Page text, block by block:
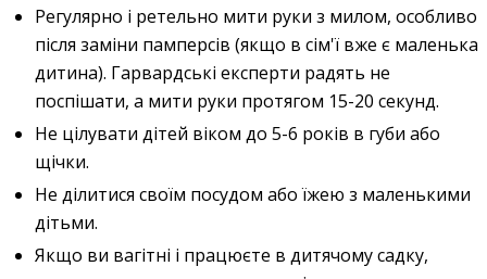
Регулярно і ретельно мити руки з милом, особливо
після заміни памперсів (якщо в сім'ї вже є маленька
дитина). Гарвардські експерти радять не
поспішати, а мити руки протягом 15-20 секунд.
Не цілувати дітей віком до 5-6 років в губи або
щічки.
Не ділитися своїм посудом або їжею з маленькими
дітьми.
Якщо ви вагітні і працюєте в дитячому садку,